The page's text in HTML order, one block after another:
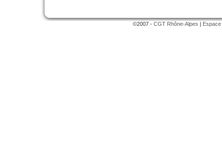
©2007 - CGT Rhône-Alpes |